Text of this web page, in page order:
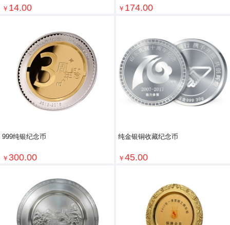
￥ 14.00
￥ 174.00
999纯银纪念币
￥ 300.00
纯金银铜收藏纪念币
￥ 45.00